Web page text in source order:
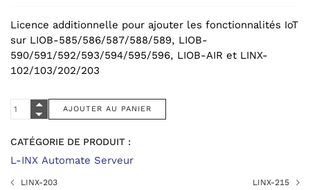
Licence additionnelle pour ajouter les fonctionnalités IoT
sur LIOB-585/586/587/588/589, LIOB-
590/591/592/593/594/595/596, LIOB-AIR et LINX-
102/103/202/203
CATÉGORIE DE PRODUIT :
L-INX Automate Serveur
LINX-203 LINX-215